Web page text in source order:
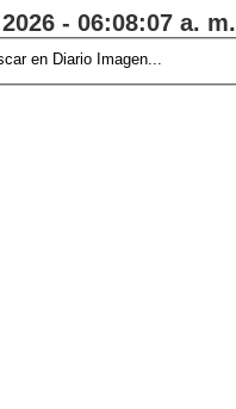
- 06:08:07 a. m.